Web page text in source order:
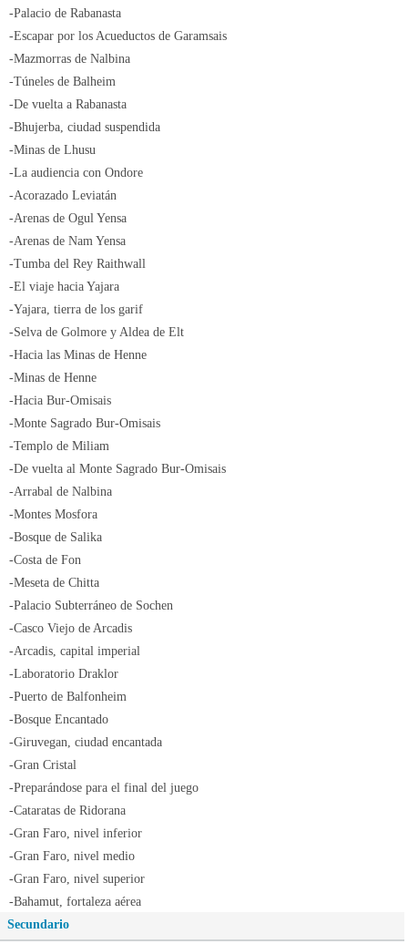
-Palacio de Rabanasta
-Escapar por los Acueductos de Garamsais
-Mazmorras de Nalbina
-Túneles de Balheim
-De vuelta a Rabanasta
-Bhujerba, ciudad suspendida
-Minas de Lhusu
-La audiencia con Ondore
-Acorazado Leviatán
-Arenas de Ogul Yensa
-Arenas de Nam Yensa
-Tumba del Rey Raithwall
-El viaje hacia Yajara
-Yajara, tierra de los garif
-Selva de Golmore y Aldea de Elt
-Hacia las Minas de Henne
-Minas de Henne
-Hacia Bur-Omisais
-Monte Sagrado Bur-Omisais
-Templo de Miliam
-De vuelta al Monte Sagrado Bur-Omisais
-Arrabal de Nalbina
-Montes Mosfora
-Bosque de Salika
-Costa de Fon
-Meseta de Chitta
-Palacio Subterráneo de Sochen
-Casco Viejo de Arcadis
-Arcadis, capital imperial
-Laboratorio Draklor
-Puerto de Balfonheim
-Bosque Encantado
-Giruvegan, ciudad encantada
-Gran Cristal
-Preparándose para el final del juego
-Cataratas de Ridorana
-Gran Faro, nivel inferior
-Gran Faro, nivel medio
-Gran Faro, nivel superior
-Bahamut, fortaleza aérea
Secundario